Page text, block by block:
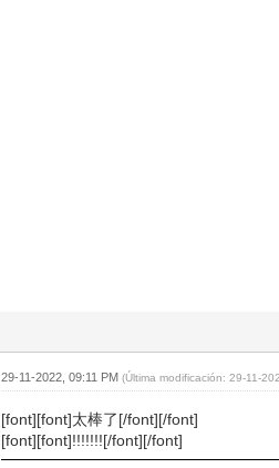
29-11-2022, 09:11 PM (Última modificación: 29-11-
[font][font]太棒了[/font][/font]
[font][font]!!!!!!![/font][/font]